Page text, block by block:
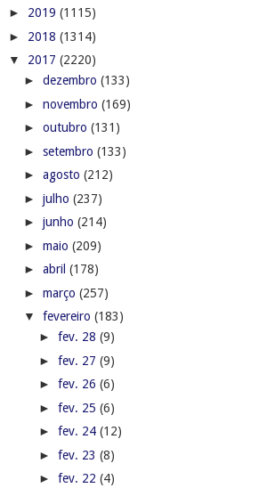
► 2019 (1115)
► 2018 (1314)
▼ 2017 (2220)
► dezembro (133)
► novembro (169)
► outubro (131)
► setembro (133)
► agosto (212)
► julho (237)
► junho (214)
► maio (209)
► abril (178)
► março (257)
▼ fevereiro (183)
► fev. 28 (9)
► fev. 27 (9)
► fev. 26 (6)
► fev. 25 (6)
► fev. 24 (12)
► fev. 23 (8)
► fev. 22 (4)